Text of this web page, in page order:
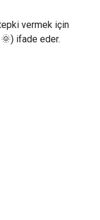
tepki vermek için
ifade eder.